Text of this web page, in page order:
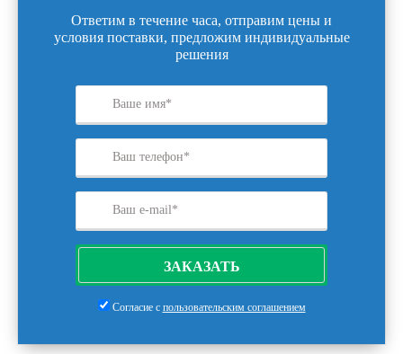
Ответим в течение часа, отправим цены и
условия поставки, предложим индивидуальные
решения
ЗАКАЗАТЬ
Согласие с пользовательским соглашением